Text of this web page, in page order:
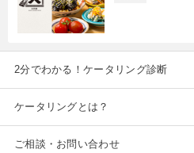
2分でわかる！ケータリング診断
ケータリングとは？
ご相談・お問い合わせ